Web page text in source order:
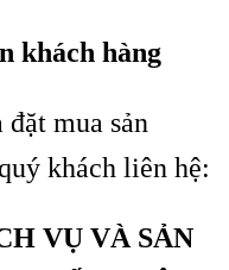
khách hàng
mua sản
khách liên hệ:
VỤ VÀ SẢN